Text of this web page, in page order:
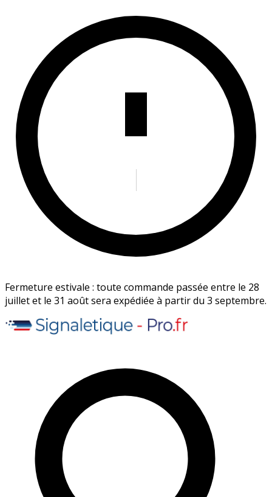
Fermeture estivale : toute commande passée entre le 28
juillet et le 31 août sera expédiée à partir du 3 septembre.